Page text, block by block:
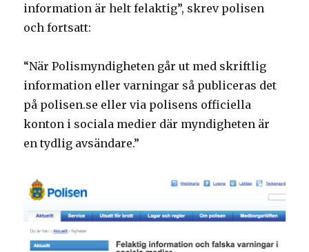
information är helt felaktig”, skrev polisen
och fortsatt:
“När Polismyndigheten går ut med skriftlig
information eller varningar så publiceras det
på polisen.se eller via polisens officiella
konton i sociala medier där myndigheten är
en tydlig avsändare.”